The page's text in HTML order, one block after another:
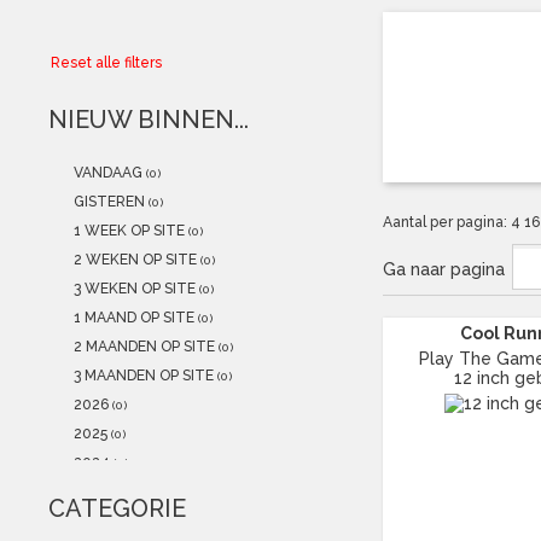
Kadobonnen
POSTERS(NEW)
Alle artikelen
Reset alle filters
NIEUW BINNEN...
VANDAAG (0)
GISTEREN (0)
1 WEEK OP SITE (0)
2 WEKEN OP SITE (0)
3 WEKEN OP SITE (0)
1 MAAND OP SITE (0)
2 MAANDEN OP SITE (0)
3 MAANDEN OP SITE (0)
2026 (0)
2025 (0)
2024 (0)
2022 (0)
CATEGORIE
Aantal per pagina: 4 16
Ga naar pagina
Cool
Play The
12 inch